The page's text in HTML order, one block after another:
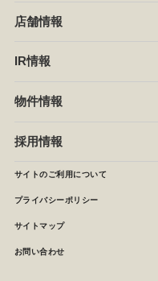
企業情報
セントラルキッチン
NEWS
店舗情報
椿屋珈琲
イタリアンダイニングDONA
店舗検索
IR情報
IRニュース
月次報告
決算短信
株主の皆様へ
よくあるご質問 (株主優待制度)
物件情報
採用情報
サイトのご利用について
プライバシーポリシー
サイトマップ
お問い合わせ